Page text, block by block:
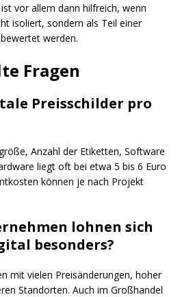
vor allem dann hilfreich, wenn
isoliert, sondern als Teil einer
werden.
Fragen
Preisschilder pro
Anzahl der Etiketten, Software
liegt oft bei etwa 5 bis 6 Euro
können je nach Projekt
lohnen sich
besonders?
mit vielen Preisänderungen, hoher
Standorten. Auch im Großhandel